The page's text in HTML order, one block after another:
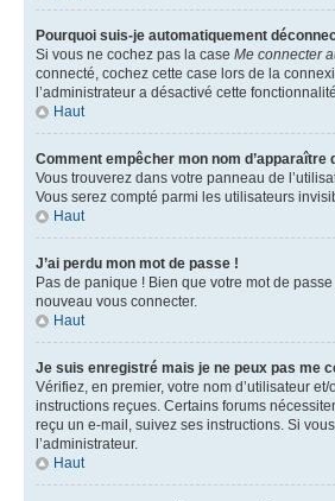
Pourquoi suis-je automatiquement
Si vous ne cochez pas la case Me connecter
connecté, cochez cette case lors de la
l’administrateur a désactivé cette
Haut
Comment empêcher mon nom
Vous trouverez dans votre panneau de
Vous serez compté parmi les utilisateurs
Haut
J’ai perdu mon mot de passe !
Pas de panique ! Bien que votre mot de
nouveau vous connecter.
Haut
Je suis enregistré mais je ne peux pas me
Vérifiez, en premier, votre nom d’utilisateur
instructions reçues. Certains forums
reçu un e-mail, suivez ses instructions. Si
l’administrateur.
Haut